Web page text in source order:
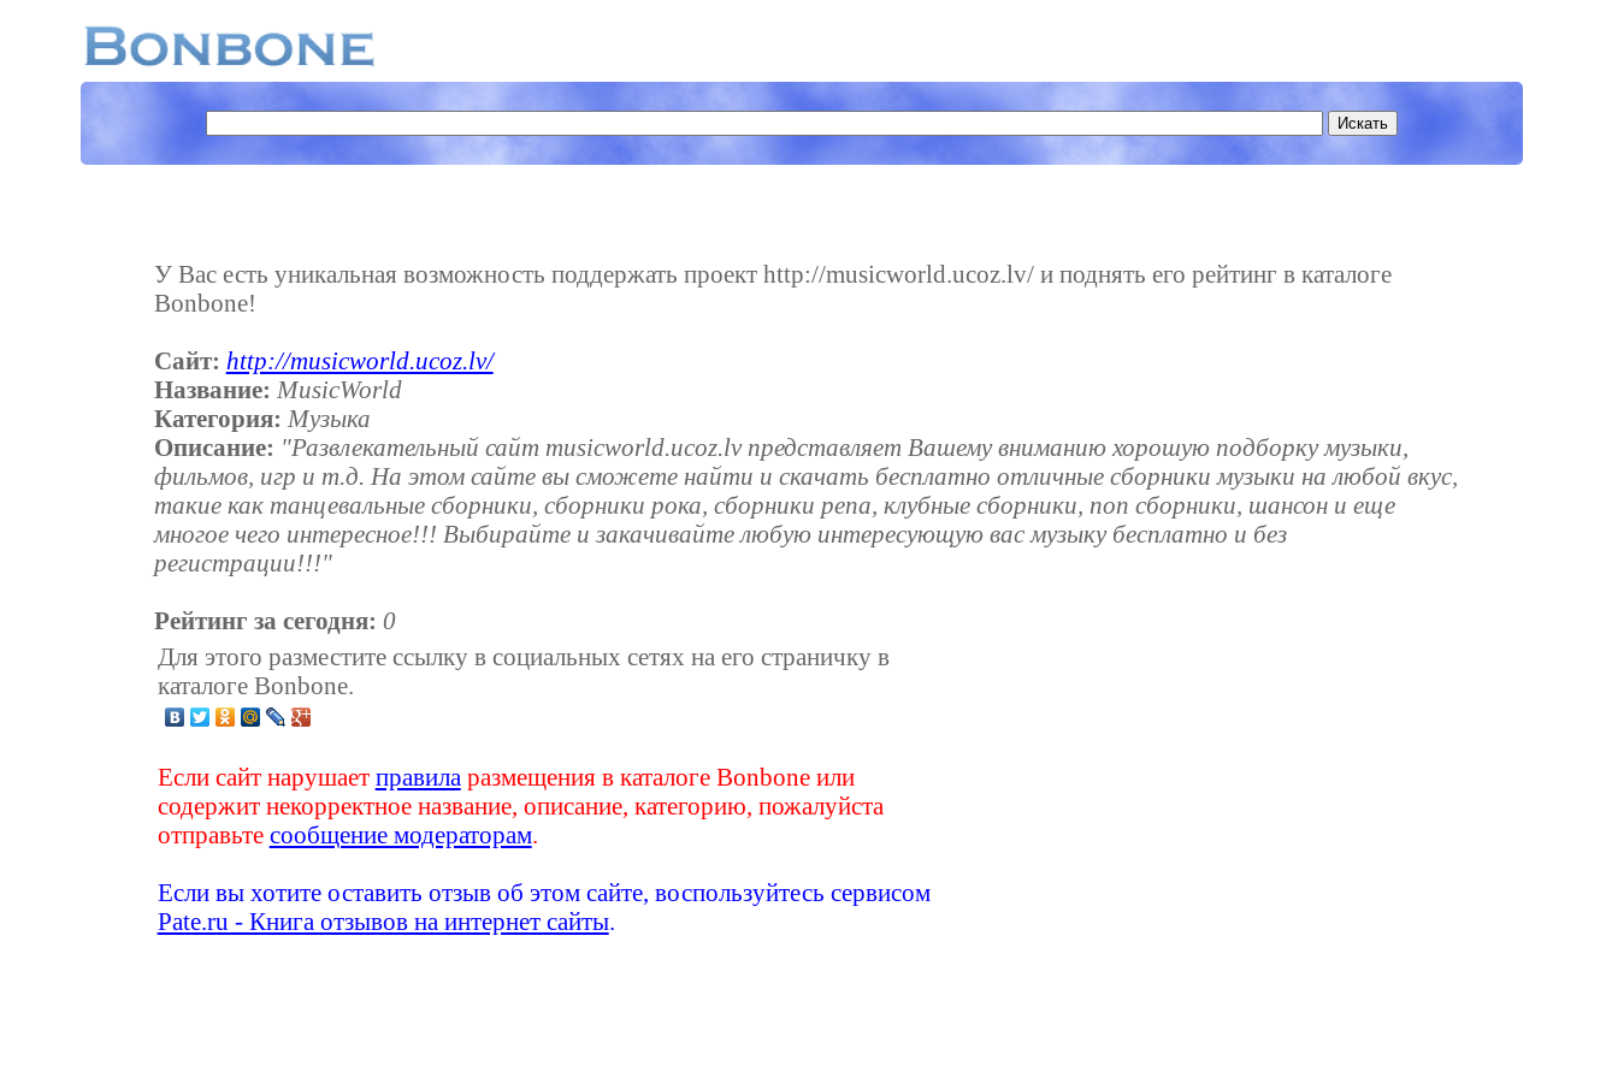
У Вас есть уникальная возможность поддержать проект http://musicworld.ucoz.lv/ и поднять его рейтинг в каталоге
Bonbone!
Сайт: http://musicworld.ucoz.lv/
Название: MusicWorld
Категория: Музыка
Описание: "Развлекательный сайт musicworld.ucoz.lv представляет Вашему вниманию хорошую подборку музыки,
фильмов, игр и т.д. На этом сайте вы сможете найти и скачать бесплатно отличные сборники музыки на любой вкус,
такие как танцевальные сборники, сборники рока, сборники репа, клубные сборники, поп сборники, шансон и еще
многое чего интересное!!! Выбирайте и закачивайте любую интересующую вас музыку бесплатно и без
регистрации!!!"
Рейтинг за сегодня: 0
Для этого разместите ссылку в социальных сетях на его страничку в
каталоге Bonbone.
Если сайт нарушает правила размещения в каталоге Bonbone или
содержит некорректное название, описание, категорию, пожалуйста
отправьте сообщение модераторам.
Если вы хотите оставить отзыв об этом сайте, воспользуйтесь сервисом
Pate.ru - Книга отзывов на интернет сайты.